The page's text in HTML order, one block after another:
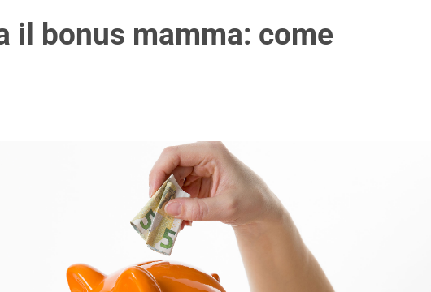
il bonus mamma: come